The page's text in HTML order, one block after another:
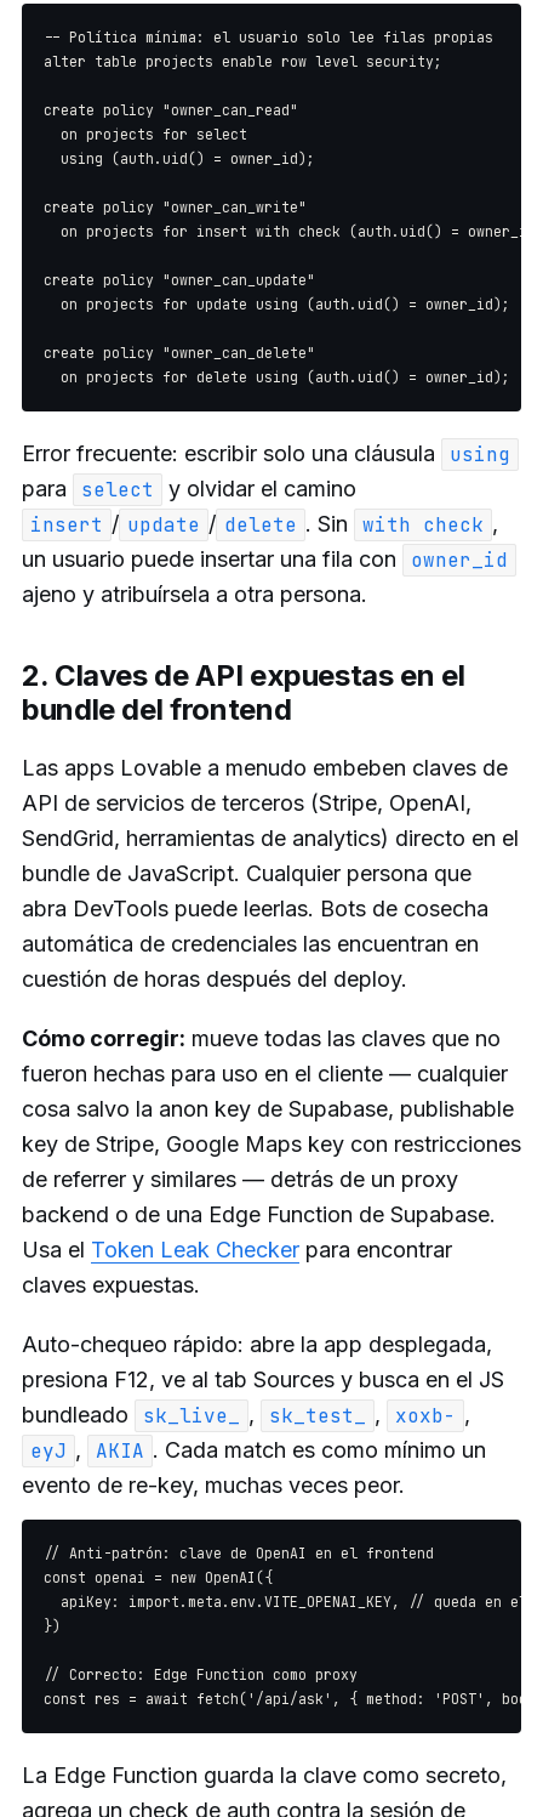
-- Política mínima: el usuario solo lee filas propias
alter table projects enable row level security;
create policy "owner_can_read"
  on projects for select
  using (auth.uid() = owner_id);
create policy "owner_can_write"
on projects for insert with check (auth.uid() =
create policy "owner_can_update"
  on projects for update using (auth.uid() = owner_id);
create policy "owner_can_delete"
Error frecuente: escribir solo una cláusula
using
para
select
y olvidar el camino
insert / update / delete . Sin with check ,
un usuario puede insertar una fila con
owner_id
ajeno y atribuírsela a otra persona.
2. Claves de API expuestas en el
bundle del frontend
Las apps Lovable a menudo embeben claves de
API de servicios de terceros (Stripe, OpenAI,
SendGrid, herramientas de analytics) directo en el
bundle de JavaScript. Cualquier persona que
abra DevTools puede leerlas. Bots de cosecha
automática de credenciales las encuentran en
cuestión de horas después del deploy.
Cómo corregir: mueve todas las claves que no
fueron hechas para uso en el cliente — cualquier
cosa salvo la anon key de Supabase, publishable
key de Stripe, Google Maps key con restricciones
de referrer y similares — detrás de un proxy
backend o de una Edge Function de Supabase.
Usa el Token Leak Checker para encontrar
claves expuestas.
Auto-chequeo rápido: abre la app desplegada,
presiona F12, ve al tab Sources y busca en el JS
bundleado
sk_live_ , sk_test_ , xoxb- ,
eyJ , AKIA . Cada match es como mínimo un
evento de re-key, muchas veces peor.
// Anti-patrón: clave de OpenAI en el frontend
const openai = new OpenAI({
apiKey: import.meta.env.VITE_OPENAI_KEY, // queda en el
})
// Correcto: Edge Function como proxy
La Edge Function guarda la clave como secreto,
agrega un check de auth contra la sesión de